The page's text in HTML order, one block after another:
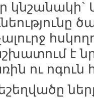
կնշանակի`
է
ու